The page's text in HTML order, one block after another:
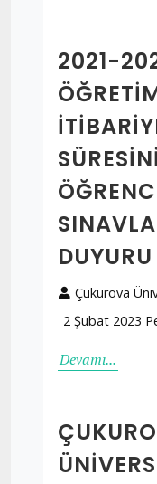
2021-
DUYURU
Çukurova
2 Şubat 2023
Devamı...